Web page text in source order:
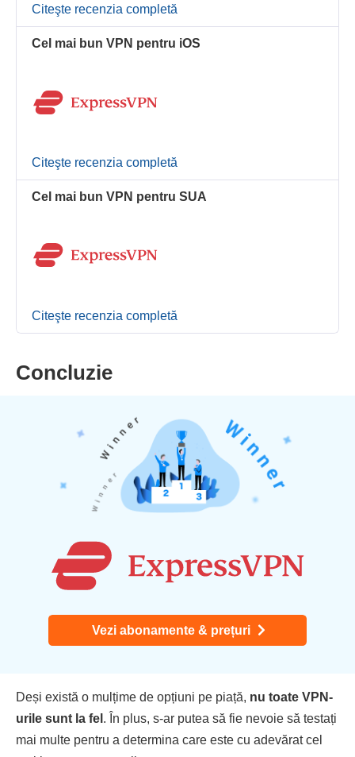
Citeşte recenzia completă
Cel mai bun VPN pentru iOS
Citeşte recenzia completă
Cel mai bun VPN pentru SUA
Citeşte recenzia completă
Concluzie
Vezi abonamente & prețuri
Deși există o mulțime de opțiuni pe piață, nu toate VPN-
urile sunt la fel . În plus, s-ar putea să fie nevoie să testați
mai multe pentru a determina care este cu adevărat cel